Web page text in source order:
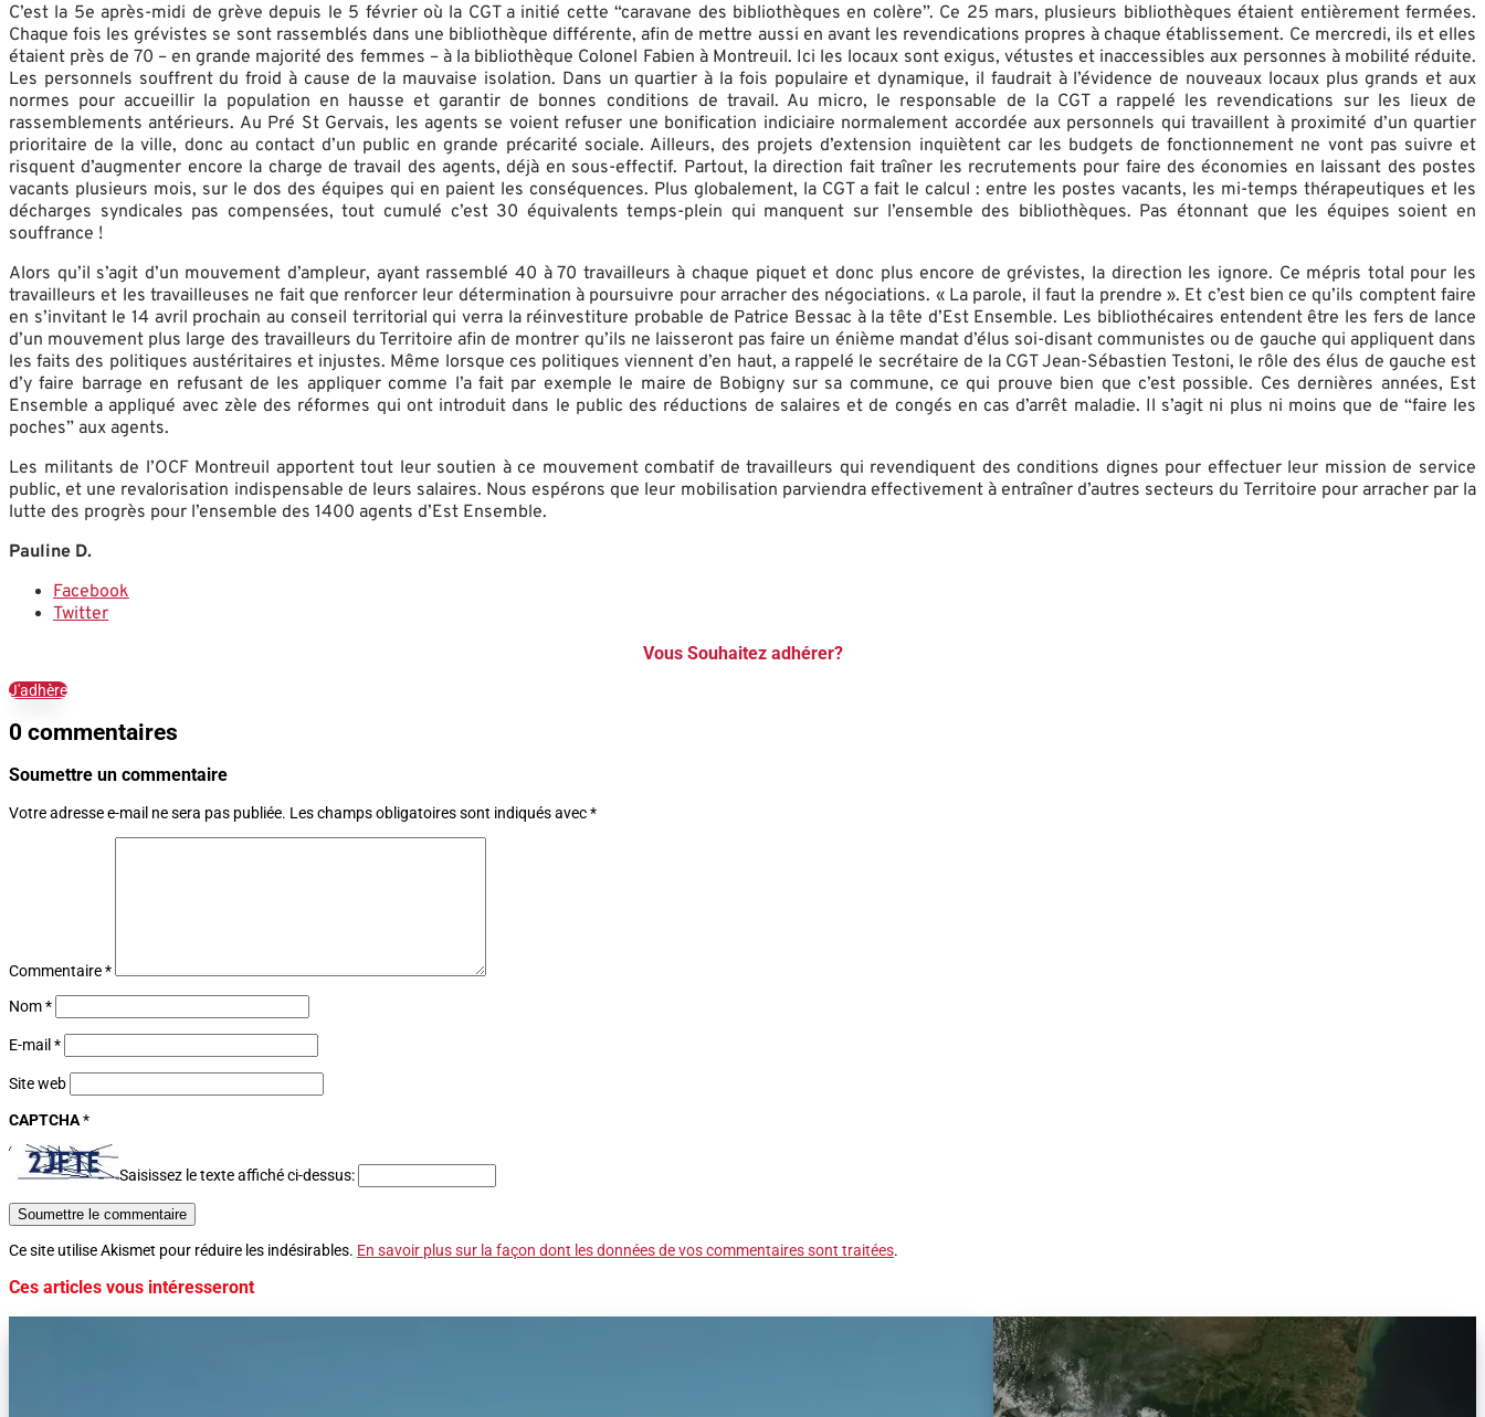
C’est la 5e après-midi de grève depuis le 5 février où la CGT a initié cette “caravane des bibliothèques en colère”. Ce 25 mars, plusieurs bibliothèques étaient entièrement fermées.
Chaque fois les grévistes se sont rassemblés dans une bibliothèque différente, afin de mettre aussi en avant les revendications propres à chaque établissement. Ce mercredi, ils et elles
étaient près de 70 – en grande majorité des femmes – à la bibliothèque Colonel Fabien à Montreuil. Ici les locaux sont exigus, vétustes et inaccessibles aux personnes à mobilité réduite.
Les personnels souffrent du froid à cause de la mauvaise isolation. Dans un quartier à la fois populaire et dynamique, il faudrait à l’évidence de nouveaux locaux plus grands et aux
normes pour accueillir la population en hausse et garantir de bonnes conditions de travail. Au micro, le responsable de la CGT a rappelé les revendications sur les lieux de
rassemblements antérieurs. Au Pré St Gervais, les agents se voient refuser une bonification indiciaire normalement accordée aux personnels qui travaillent à proximité d’un quartier
prioritaire de la ville, donc au contact d’un public en grande précarité sociale. Ailleurs, des projets d’extension inquiètent car les budgets de fonctionnement ne vont pas suivre et
risquent d’augmenter encore la charge de travail des agents, déjà en sous-effectif. Partout, la direction fait traîner les recrutements pour faire des économies en laissant des postes
vacants plusieurs mois, sur le dos des équipes qui en paient les conséquences. Plus globalement, la CGT a fait le calcul : entre les postes vacants, les mi-temps thérapeutiques et les
décharges syndicales pas compensées, tout cumulé c’est 30 équivalents temps-plein qui manquent sur l’ensemble des bibliothèques. Pas étonnant que les équipes soient en
souffrance !
Alors qu’il s’agit d’un mouvement d’ampleur, ayant rassemblé 40 à 70 travailleurs à chaque piquet et donc plus encore de grévistes, la direction les ignore. Ce mépris total pour les
travailleurs et les travailleuses ne fait que renforcer leur détermination à poursuivre pour arracher des négociations. « La parole, il faut la prendre ». Et c’est bien ce qu’ils comptent faire
en s’invitant le 14 avril prochain au conseil territorial qui verra la réinvestiture probable de Patrice Bessac à la tête d’Est Ensemble. Les bibliothécaires entendent être les fers de lance
d’un mouvement plus large des travailleurs du Territoire afin de montrer qu’ils ne laisseront pas faire un énième mandat d’élus soi-disant communistes ou de gauche qui appliquent dans
les faits des politiques austéritaires et injustes. Même lorsque ces politiques viennent d’en haut, a rappelé le secrétaire de la CGT Jean-Sébastien Testoni, le rôle des élus de gauche est
d’y faire barrage en refusant de les appliquer comme l’a fait par exemple le maire de Bobigny sur sa commune, ce qui prouve bien que c’est possible. Ces dernières années, Est
Ensemble a appliqué avec zèle des réformes qui ont introduit dans le public des réductions de salaires et de congés en cas d’arrêt maladie. Il s’agit ni plus ni moins que de “faire les
poches” aux agents.
Les militants de l’OCF Montreuil apportent tout leur soutien à ce mouvement combatif de travailleurs qui revendiquent des conditions dignes pour effectuer leur mission de service
public, et une revalorisation indispensable de leurs salaires. Nous espérons que leur mobilisation parviendra effectivement à entraîner d’autres secteurs du Territoire pour arracher par la
lutte des progrès pour l’ensemble des 1400 agents d’Est Ensemble.
Pauline D.
Facebook
Twitter
Vous Souhaitez adhérer?
J'adhère
0 commentaires
Soumettre un commentaire
Votre adresse e-mail ne sera pas publiée. Les champs obligatoires sont indiqués avec*
Commentaire*
Nom*
E-mail *
Site web
CAPTCHA*
Saisissez le texte affiché ci-dessus:
Soumettre le commentaire
Ce site utilise Akismet pour réduire les indésirables. En savoir plus sur la façon dont les données de vos commentaires sont traitées.
Ces articles vous intéresseront